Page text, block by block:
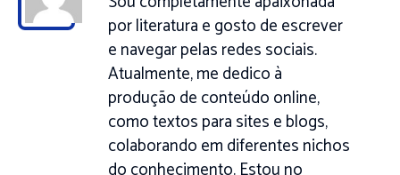
por literatura e gosto de escrever
e navegar pelas redes sociais.
Atualmente, me dedico à
produção de conteúdo online,
como textos para sites e blogs,
colaborando em diferentes nichos